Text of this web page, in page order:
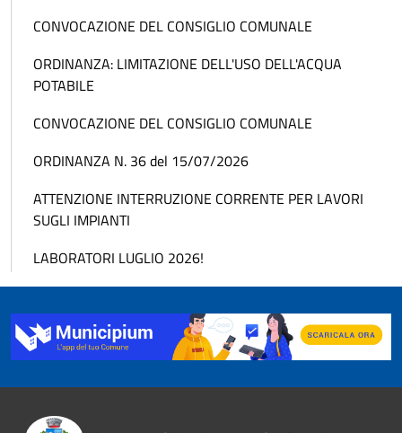
CONVOCAZIONE DEL CONSIGLIO COMUNALE
ORDINANZA: LIMITAZIONE DELL'USO DELL'ACQUA
POTABILE
CONVOCAZIONE DEL CONSIGLIO COMUNALE
ORDINANZA N. 36 del 15/07/2026
ATTENZIONE INTERRUZIONE CORRENTE PER LAVORI
SUGLI IMPIANTI
LABORATORI LUGLIO 2026!